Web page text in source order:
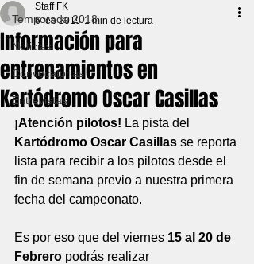
Temporada 2018
Noticias
Convocatorias
Entrevistas
Información para
entrenamientos en
Kartódromo Oscar Casillas
Staff FK
6 feb 2019 1 min de lectura
¡Atención pilotos! La pista del
Kartódromo Oscar Casillas se reporta
lista para recibir a los pilotos desde el
fin de semana previo a nuestra primera
fecha del campeonato.
Es por eso que del viernes 15 al 20 de
Febrero podrás realizar